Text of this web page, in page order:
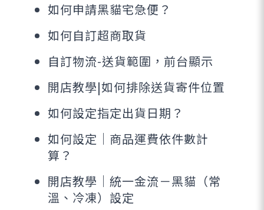
如何申請黑貓宅急便？
如何自訂超商取貨
自訂物流-送貨範圍，前台顯示
開店教學|如何排除送貨寄件位置
如何設定指定出貨日期？
如何設定｜商品運費依件數計
算？
開店教學｜統一金流－黑貓（常
溫、冷凍）設定